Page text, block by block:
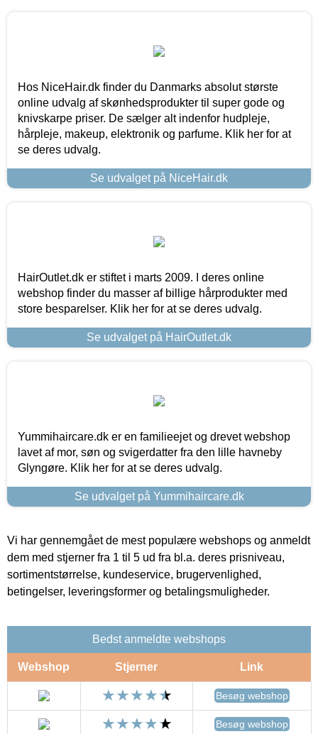
Hos NiceHair.dk finder du Danmarks absolut største
online udvalg af skønhedsprodukter til super gode og
knivskarpe priser. De sælger alt indenfor hudpleje,
hårpleje, makeup, elektronik og parfume. Klik her for at
se deres udvalg.
Se udvalget på NiceHair.dk
HairOutlet.dk er stiftet i marts 2009. I deres online
webshop finder du masser af billige hårprodukter med
store besparelser. Klik her for at se deres udvalg.
Se udvalget på HairOutlet.dk
Yummihaircare.dk er en familieejet og drevet webshop
lavet af mor, søn og svigerdatter fra den lille havneby
Glyngøre. Klik her for at se deres udvalg.
Se udvalget på Yummihaircare.dk
Vi har gennemgået de mest populære webshops og anmeldt
dem med stjerner fra 1 til 5 ud fra bl.a. deres prisniveau,
sortimentstørrelse, kundeservice, brugervenlighed,
betingelser, leveringsformer og betalingsmuligheder.
Bedst anmeldte webshops
Webshop Stjerner Link
Besøg webshop
Besøg webshop